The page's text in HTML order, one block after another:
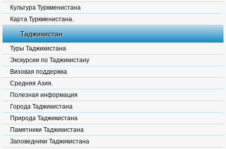
Культура Туркменистана
Карта Туркменистана.
Таджикистан
Туры Таджикистана
Экскурсии по Таджикистану
Визовая поддержка
Средняя Азия.
Полезная информация
Города Таджикистана
Природа Таджикистана
Памятники Таджикистана
Заповедники Таджикистана